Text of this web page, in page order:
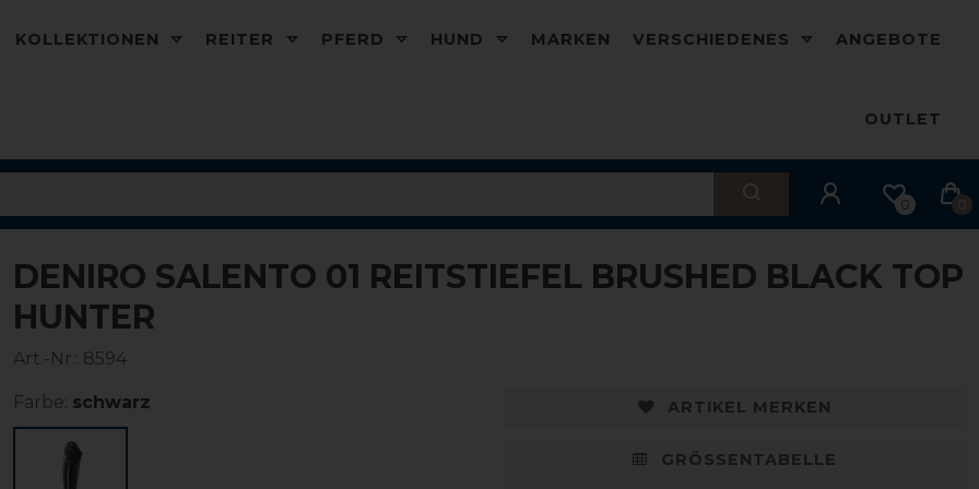
KOLLEKTIONEN REITER PFERD HUND MARKEN VERSCHIEDENES ANGEBOTE
OUTLET
0 0
DENIRO SALENTO 01 REITSTIEFEL BRUSHED BLACK TOP
HUNTER
Art.-Nr.: 8594
Farbe: schwarz ARTIKEL MERKEN
GRÖSSENTABELLE